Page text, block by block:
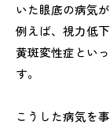
いた眼底の病気
例えば、視力低
黄斑変性症とい
す。
こうした病気を